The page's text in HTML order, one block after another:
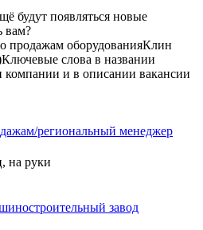
будут появляться новые
вам?
продажам оборудованияКлин
Ключевые слова в названии
компании и в описании вакансии
региональный менеджер
на руки
завод